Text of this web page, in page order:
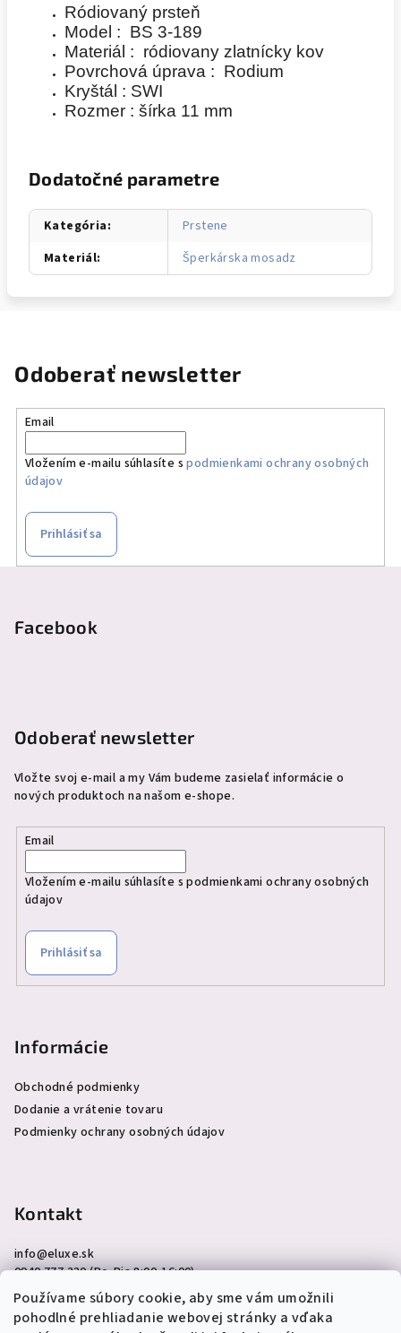
Používame súbory cookie, aby sme vám umožnili
pohodlné prehliadanie webovej stránky a vďaka
Ródiovaný prsteň
Model : BS 3-189
Materiál : ródiovany zlatnícky kov
Povrchová úprava : Rodium
Kryštál : SWI
Rozmer : šírka 11 mm
Dodatočné parametre
Kategória:
Prstene
Materiál: Šperkárska mosadz
Odoberať newsletter
Email
Vložením e-mailu súhlasíte spodmienkami ochrany osobných
údajov
Prihlásiť sa
Facebook
Odoberať newsletter
Vložte svoj e-mail a my Vám budeme zasielať informácie o
nových produktoch na našom e-shope.
Email
Vložením e-mailu súhlasíte spodmienkami ochrany osobných
údajov
Prihlásiť sa
Informácie
Obchodné podmienky
Dodanie a vrátenie tovaru
Podmienky ochrany osobných údajov
Kontakt
info@eluxe.sk
0940 777 230 (Po-Pia 8:00-16:00)